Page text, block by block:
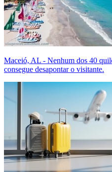
Maceió, AL - Nenhum dos 40
consegue desapontar o visitante.